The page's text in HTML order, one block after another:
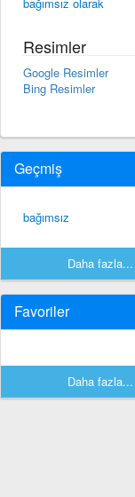
Resimler
Google Resimler
Bing Resimler
Geçmiş
bağımsız
Daha fazla...
Favoriler
Daha fazla...